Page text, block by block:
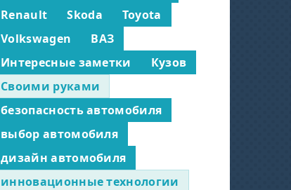
Renault
Skoda
Toyota
Volkswagen
ВАЗ
Интересные заметки
Кузов
Своими руками
безопасность автомобиля
выбор автомобиля
дизайн автомобиля
инновационные технологии